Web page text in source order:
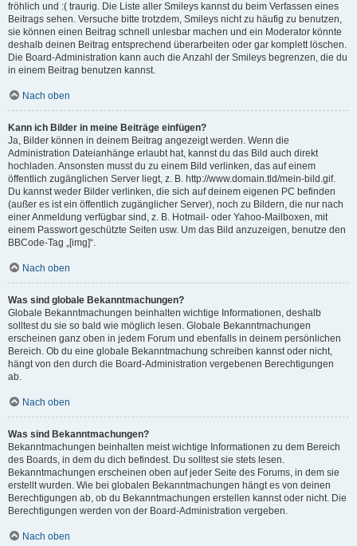
fröhlich und :( traurig. Die Liste aller Smileys kannst du beim Verfassen eines
Beitrags sehen. Versuche bitte trotzdem, Smileys nicht zu häufig zu benutzen,
sie können einen Beitrag schnell unlesbar machen und ein Moderator könnte
deshalb deinen Beitrag entsprechend überarbeiten oder gar komplett löschen.
Die Board-Administration kann auch die Anzahl der Smileys begrenzen, die du
in einem Beitrag benutzen kannst.
Nach oben
Kann ich Bilder in meine Beiträge einfügen?
Ja, Bilder können in deinem Beitrag angezeigt werden. Wenn die
Administration Dateianhänge erlaubt hat, kannst du das Bild auch direkt
hochladen. Ansonsten musst du zu einem Bild verlinken, das auf einem
öffentlich zugänglichen Server liegt, z. B. http://www.domain.tld/mein-bild.gif.
Du kannst weder Bilder verlinken, die sich auf deinem eigenen PC befinden
(außer es ist ein öffentlich zugänglicher Server), noch zu Bildern, die nur nach
einer Anmeldung verfügbar sind, z. B. Hotmail- oder Yahoo-Mailboxen, mit
einem Passwort geschützte Seiten usw. Um das Bild anzuzeigen, benutze den
BBCode-Tag „[img]“.
Nach oben
Was sind globale Bekanntmachungen?
Globale Bekanntmachungen beinhalten wichtige Informationen, deshalb
solltest du sie so bald wie möglich lesen. Globale Bekanntmachungen
erscheinen ganz oben in jedem Forum und ebenfalls in deinem persönlichen
Bereich. Ob du eine globale Bekanntmachung schreiben kannst oder nicht,
hängt von den durch die Board-Administration vergebenen Berechtigungen
ab.
Nach oben
Was sind Bekanntmachungen?
Bekanntmachungen beinhalten meist wichtige Informationen zu dem Bereich
des Boards, in dem du dich befindest. Du solltest sie stets lesen.
Bekanntmachungen erscheinen oben auf jeder Seite des Forums, in dem sie
erstellt wurden. Wie bei globalen Bekanntmachungen hängt es von deinen
Berechtigungen ab, ob du Bekanntmachungen erstellen kannst oder nicht. Die
Berechtigungen werden von der Board-Administration vergeben.
Nach oben